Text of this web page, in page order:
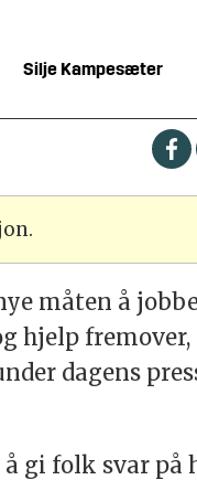
Silje Kampesæter
måten å
hjelp fremover,
dagens
gi folk svar på